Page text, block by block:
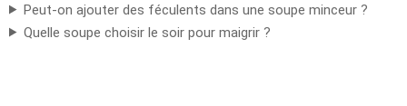
Peut-on ajouter des féculents dans une soupe minceur ?
Quelle soupe choisir le soir pour maigrir ?